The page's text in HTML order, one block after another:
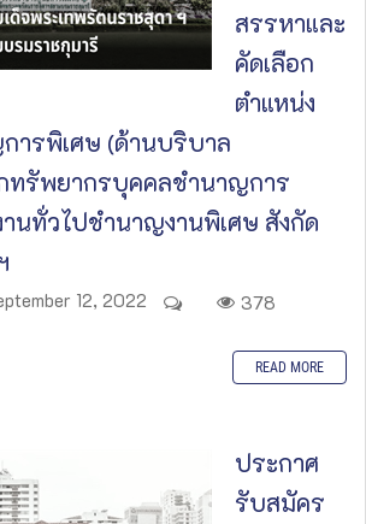
สรรหาและ
คัดเลือก
ตำแหน่ง
ารพิเศษ (ด้านบริบาล
ทรัพยากรบุคคลชำนาญการ
นทั่วไปชำนาญงานพิเศษ สังกัด
12, 2022 378
READ MORE
ประกาศ
รับสมัคร